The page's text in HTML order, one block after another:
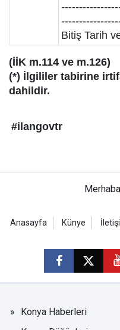
Bitiş Tarih
(İİK m.114 ve m.126)
(*) İlgililer tabirine
dahildir.
#ilangovtr
Anasayfa Künye
Konya Haberleri